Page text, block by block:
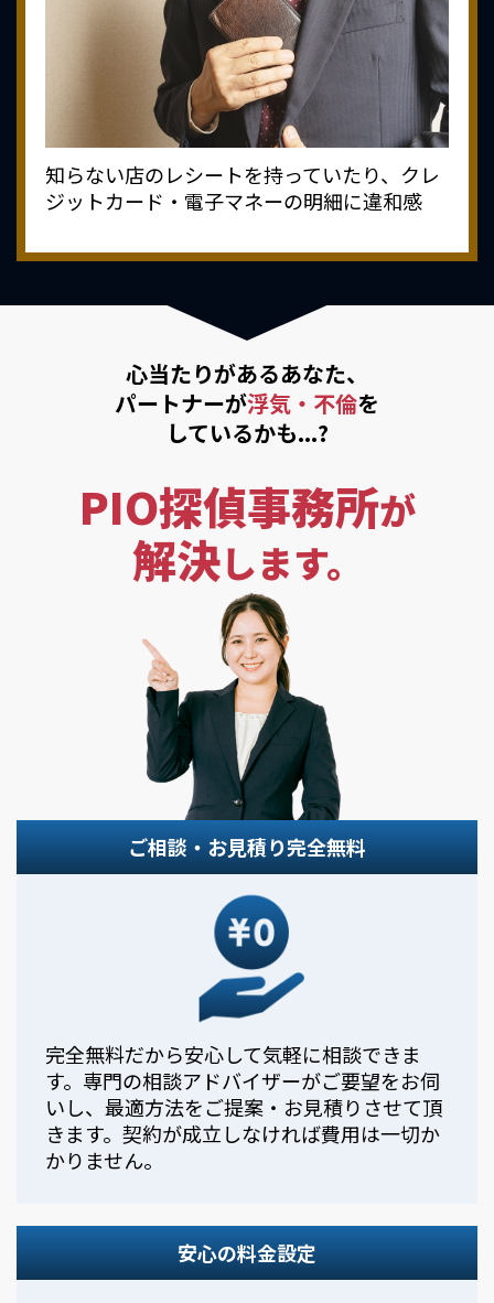
知らない店のレシートを持っていたり、クレ
ジットカード・電子マネーの明細に違和感
心当たりがあるあなた、
パートナーが浮気・不倫を
しているかも...?
PIO探偵事務所が
解決します。
ご相談・お見積り完全無料
完全無料だから安心して気軽に相談できま
す。専門の相談アドバイザーがご要望をお伺
いし、最適方法をご提案・お見積りさせて頂
きます。契約が成立しなければ費用は一切か
かりません。
安心の料金設定